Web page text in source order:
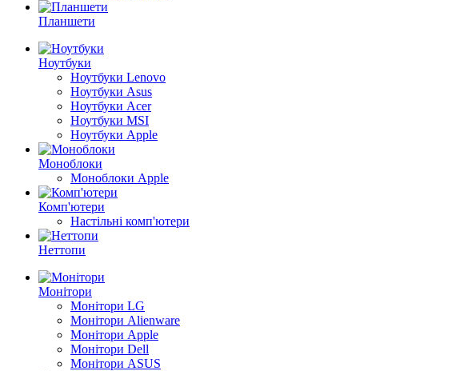
Планшети
Ноутбуки
Ноутбуки Lenovo
Ноутбуки Asus
Ноутбуки Acer
Ноутбуки MSI
Ноутбуки Apple
Моноблоки
Моноблоки Apple
Комп'ютери
Настільні комп'ютери
Неттопи
Монітори
Монітори LG
Монітори Alienware
Монітори Apple
Монітори Dell
Монітори ASUS